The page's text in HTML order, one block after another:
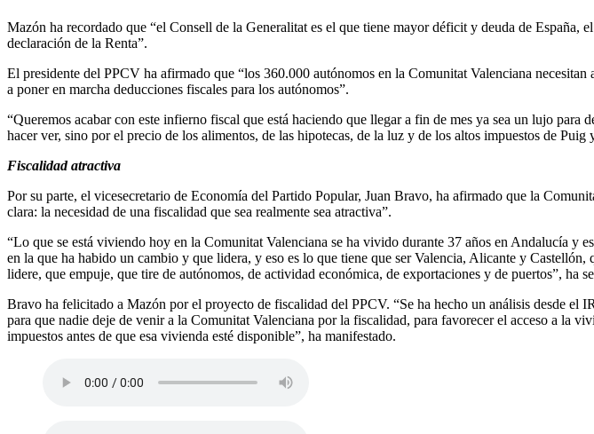
Mazón ha recordado que “el Consell de la Generalitat es el que tiene mayor déficit y deuda de
declaración de la Renta”.
El presidente del PPCV ha afirmado que “los 360.000 autónomos en la Comunitat Valenciana
a poner en marcha deducciones fiscales para los autónomos”.
“Queremos acabar con este infierno fiscal que está haciendo que llegar a fin de mes ya sea un lujo
hacer ver, sino por el precio de los alimentos, de las hipotecas, de la luz y de los altos impuestos de Puig
Fiscalidad atractiva
Por su parte, el vicesecretario de Economía del Partido Popular, Juan Bravo, ha afirmado que la
clara: la necesidad de una fiscalidad que sea realmente sea atractiva”.
“Lo que se está viviendo hoy en la Comunitat Valenciana se ha vivido durante 37 años en Andalucía y
en la que ha habido un cambio y que lidera, y eso es lo que tiene que ser Valencia, Alicante y
lidere, que empuje, que tire de autónomos, de actividad económica, de exportaciones y de puertos”, ha
Bravo ha felicitado a Mazón por el proyecto de fiscalidad del PPCV. “Se ha hecho un análisis desde el
para que nadie deje de venir a la Comunitat Valenciana por la fiscalidad, para favorecer el acceso a la
impuestos antes de que esa vivienda esté disponible”, ha manifestado.